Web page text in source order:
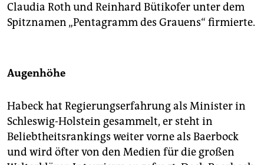
Claudia Roth und Reinhard Bütikofer unter dem
Spitznamen „Pentagramm des Grauens“ firmierte.
Augenhöhe
Habeck hat Regierungserfahrung als Minister in
Schleswig-Holstein gesammelt, er steht in
Beliebtheitsrankings weiter vorne als Baerbock
und wird öfter von den Medien für die großen